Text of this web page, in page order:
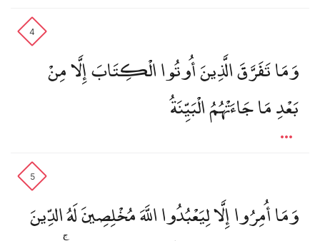
4
وَمَا تَفَرَّقَ الَّذِينَ أُوتُوا الْكِتَابَ إِلَّا مِنْ
بَعْدِ مَا جَاءَتْهُمُ الْبَيِّنَةُ
5
وَمَا أُمِرُوا إِلَّا لِيَعْبُدُوا اللَّهَ مُخْلِصِينَ لَهُ الدِّينَ